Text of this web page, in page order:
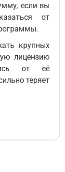
если вы
от
крупных
лицензию
от её
теряет